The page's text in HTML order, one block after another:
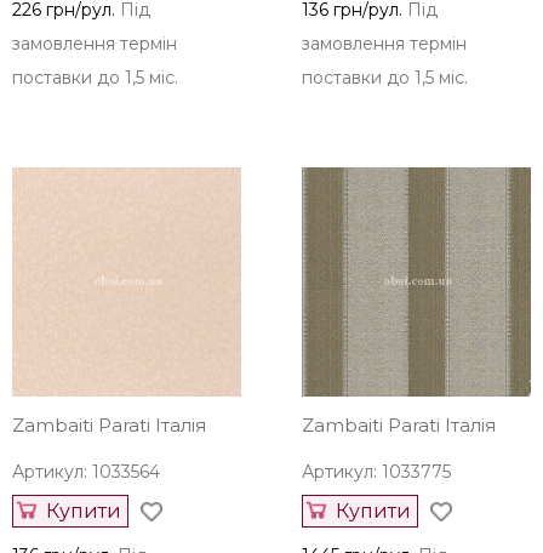
226 грн/рул. Під
замовлення термін
поставки до 1,5 міс.
136 грн/рул. Під
замовлення термін
поставки до 1,5 міс.
Zambaiti Parati Італія
Артикул: 1033564
Купити
Zambaiti Parati Італія
Артикул: 1033775
Купити